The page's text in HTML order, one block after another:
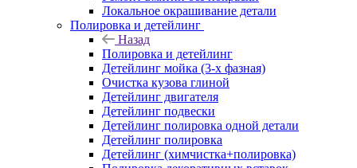
Локальное окрашивание детали
Полировка и детейлинг
Назад
Полировка и детейлинг
Детейлинг мойка (3-х фазная)
Очистка кузова глиной
Детейлинг двигателя
Детейлинг подвески
Детейлинг полировка одной детали
Детейлинг полировка
Детейлинг (химчистка+полировка)